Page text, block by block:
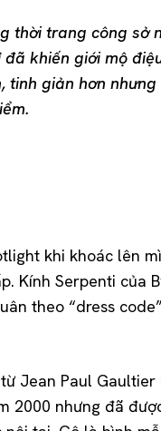
thời trang công
khiến giới mộ
giản hơn
khi khoác lên
Kính Serpenti
theo “dress
Jean Paul
2000 nhưng đã